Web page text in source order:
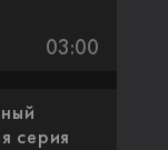
03:00
серия